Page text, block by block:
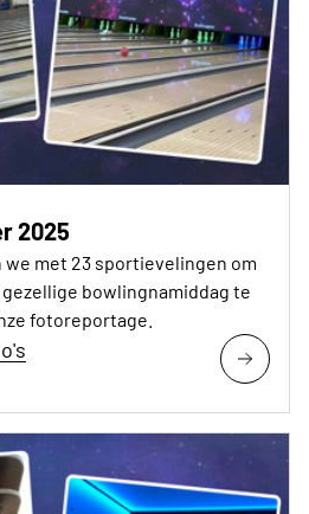
2025
we met 23 sportievelingen om
bowlingnamiddag te
fotoreportage.